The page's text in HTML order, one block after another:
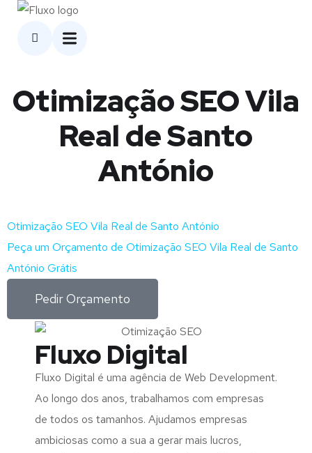
Otimização SEO Vila
Real de Santo
António
Otimização SEO Vila Real de Santo António
Peça um Orçamento de Otimização SEO Vila Real de Santo
António Grátis
Pedir Orçamento
Fluxo Digital
Fluxo Digital é uma agência de Web Development.
Ao longo dos anos, trabalhamos com empresas
de todos os tamanhos. Ajudamos empresas
ambiciosas como a sua a gerar mais lucros,